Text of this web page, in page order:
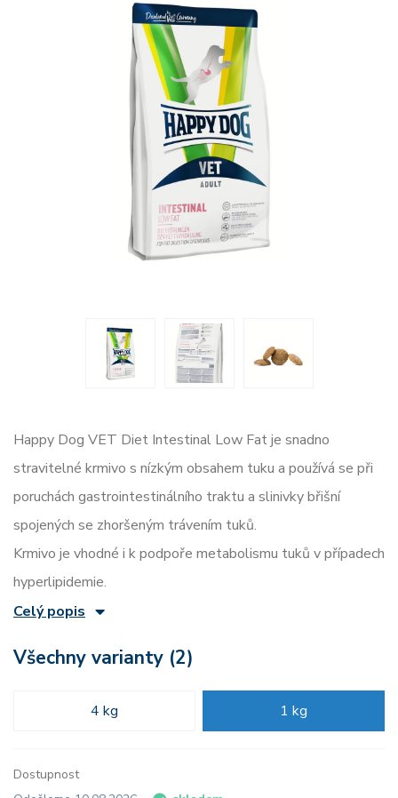
Happy Dog VET Diet Intestinal Low Fat je snadno
stravitelné krmivo s nízkým obsahem tuku a používá se při
poruchách gastrointestinálního traktu a slinivky břišní
spojených se zhoršeným trávením tuků.
Krmivo je vhodné i k podpoře metabolismu tuků v případech
hyperlipidemie.
Celý popis
Všechny varianty (2)
4 kg 1 kg
Dostupnost